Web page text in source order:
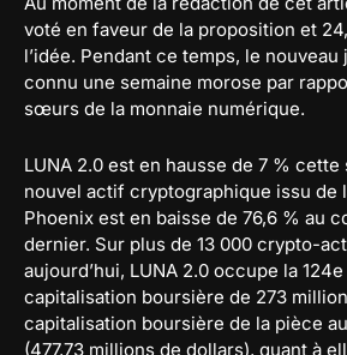
voté en faveur de la proposition et
l’idée. Pendant ce temps, le nouveau
connu une semaine morose par
sœurs de la monnaie numérique.
LUNA 2.0 est en hausse de 7 % cette
nouvel actif cryptographique issu de
Phoenix est en baisse de 76,6 % au
dernier. Sur plus de 13 000 crypto-
aujourd’hui, LUNA 2.0 occupe la
capitalisation boursière de 273
capitalisation boursière de la pièce
(477,73 millions de dollars), quant à